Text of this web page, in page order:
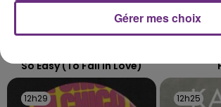
So Easy (to Fall In Love)
12h29
12h29 12h25
12h25
Gérer mes choix